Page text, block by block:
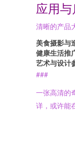
应用
清晰的产品
美食摄影与
健康生活推
艺术与设计
###
一张高清的
详，或许能